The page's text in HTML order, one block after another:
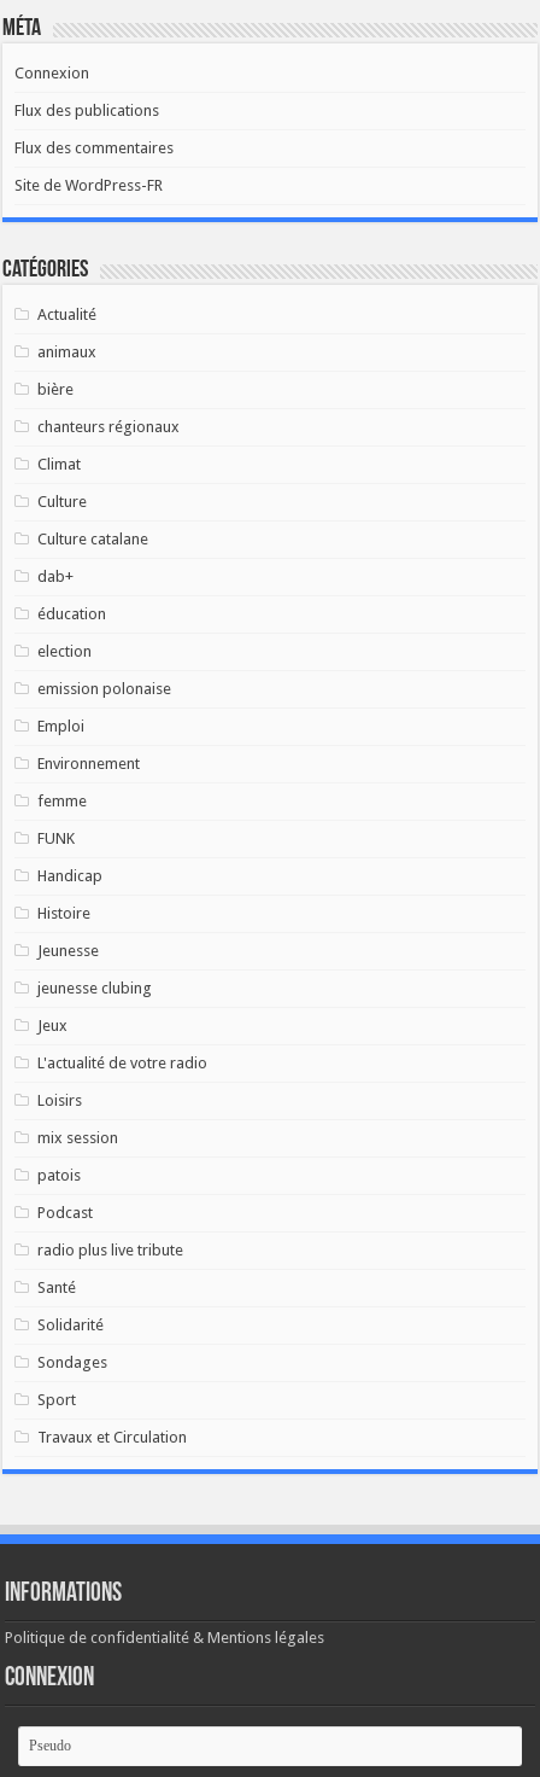
Méta
Connexion
Flux des publications
Flux des commentaires
Site de WordPress-FR
Catégories
Actualité
animaux
bière
chanteurs régionaux
Climat
Culture
Culture catalane
dab+
éducation
election
emission polonaise
Emploi
Environnement
femme
FUNK
Handicap
Histoire
Jeunesse
jeunesse clubing
Jeux
L'actualité de votre radio
Loisirs
mix session
patois
Podcast
radio plus live tribute
Santé
Solidarité
Sondages
Sport
Travaux et Circulation
Informations
Politique de confidentialité & Mentions légales
Connexion